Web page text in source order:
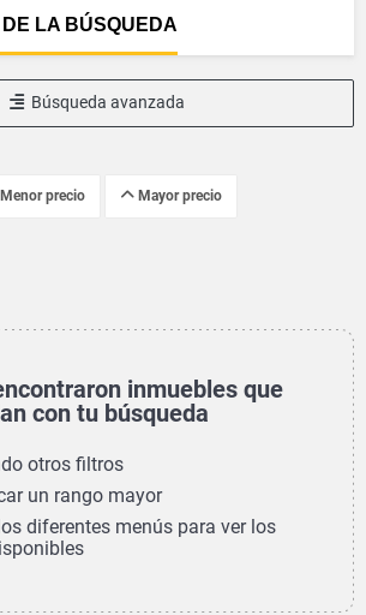
LA BÚSQUEDA
Búsqueda avanzada
Menor precio Mayor precio
inmuebles que
con tu búsqueda
otros filtros
un rango mayor
diferentes menús para ver los